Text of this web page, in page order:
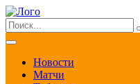
Новости
Матчи